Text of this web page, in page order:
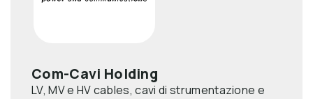
Com-Cavi Holding
LV, MV e HV cables, cavi di strumentazione e